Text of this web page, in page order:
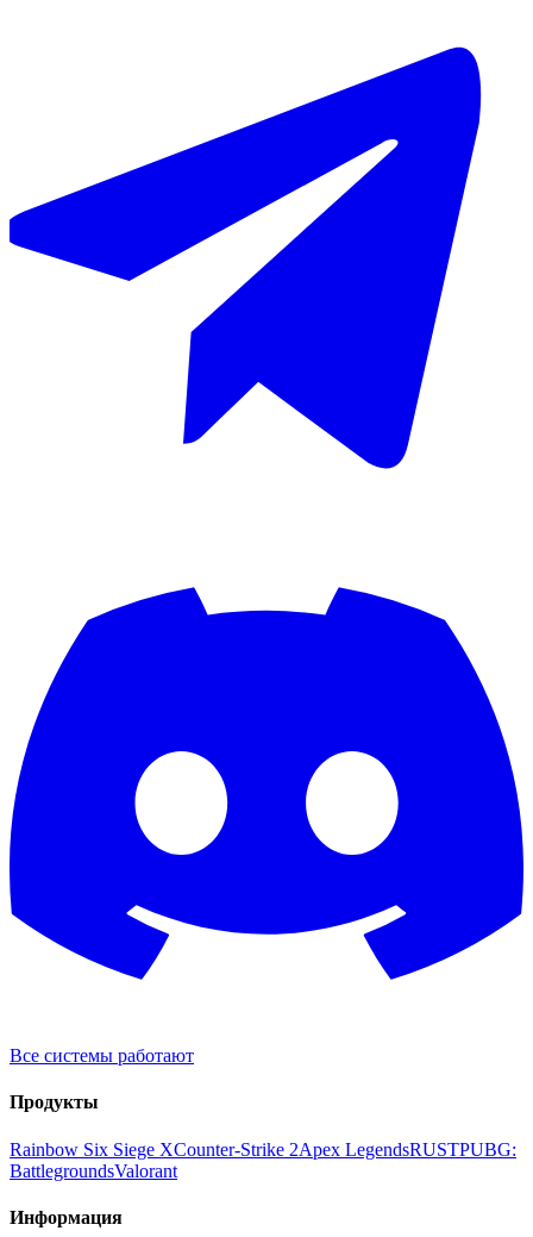
Все системы работают
Продукты
Rainbow Six Siege XCounter-Strike 2Apex LegendsRUSTPUBG:
BattlegroundsValorant
Информация